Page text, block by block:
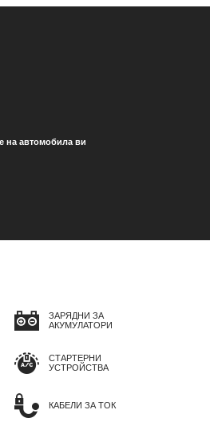
на автомобила ви
ЗАРЯДНИ ЗА
АКУМУЛАТОРИ
СТАРТЕРНИ
УСТРОЙСТВА
КАБЕЛИ ЗА ТОК